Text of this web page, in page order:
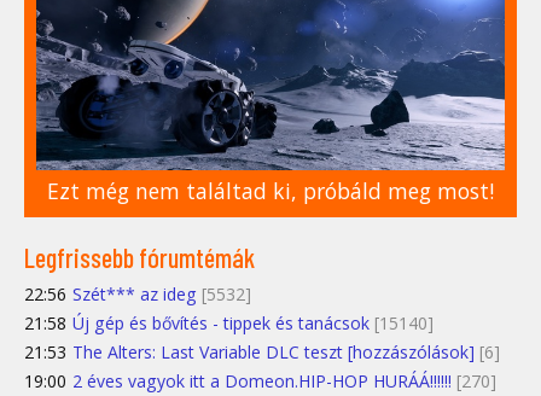
Ezt még nem találtad ki, próbáld meg most!
Legfrissebb fórumtémák
22:56 Szét*** az ideg [5532]
21:58 Új gép és bővítés - tippek és tanácsok [15140]
21:53 The Alters: Last Variable DLC teszt [hozzászólások] [6]
19:00 2 éves vagyok itt a Domeon.HIP-HOP HURÁÁ!!!!!! [270]